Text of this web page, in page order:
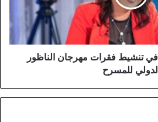
تنشيط فقرات مهرجان الناظور
للمسرح